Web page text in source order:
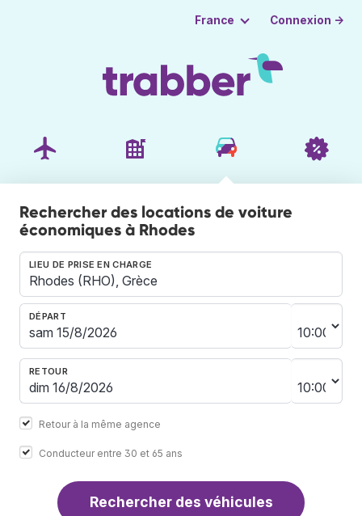
France Connexion →
Rechercher des locations de voiture
économiques à Rhodes
LIEU DE PRISE EN CHARGE
DÉPART
RETOUR
Retour à la même agence
Conducteur entre 30 et 65 ans
Rechercher des véhicules